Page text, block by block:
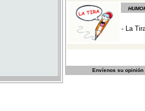
Envíenos su